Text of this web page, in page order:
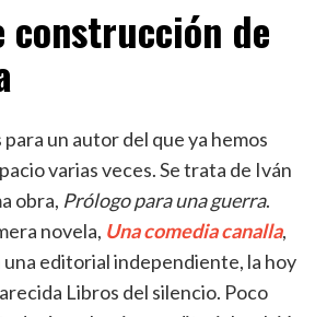
construcción de
un autor del que ya hemos
varias veces. Se trata de Iván
obra, Prólogo para una guerra.
novela, Una comedia canalla,
una editorial independiente, la hoy
Libros del silencio. Poco